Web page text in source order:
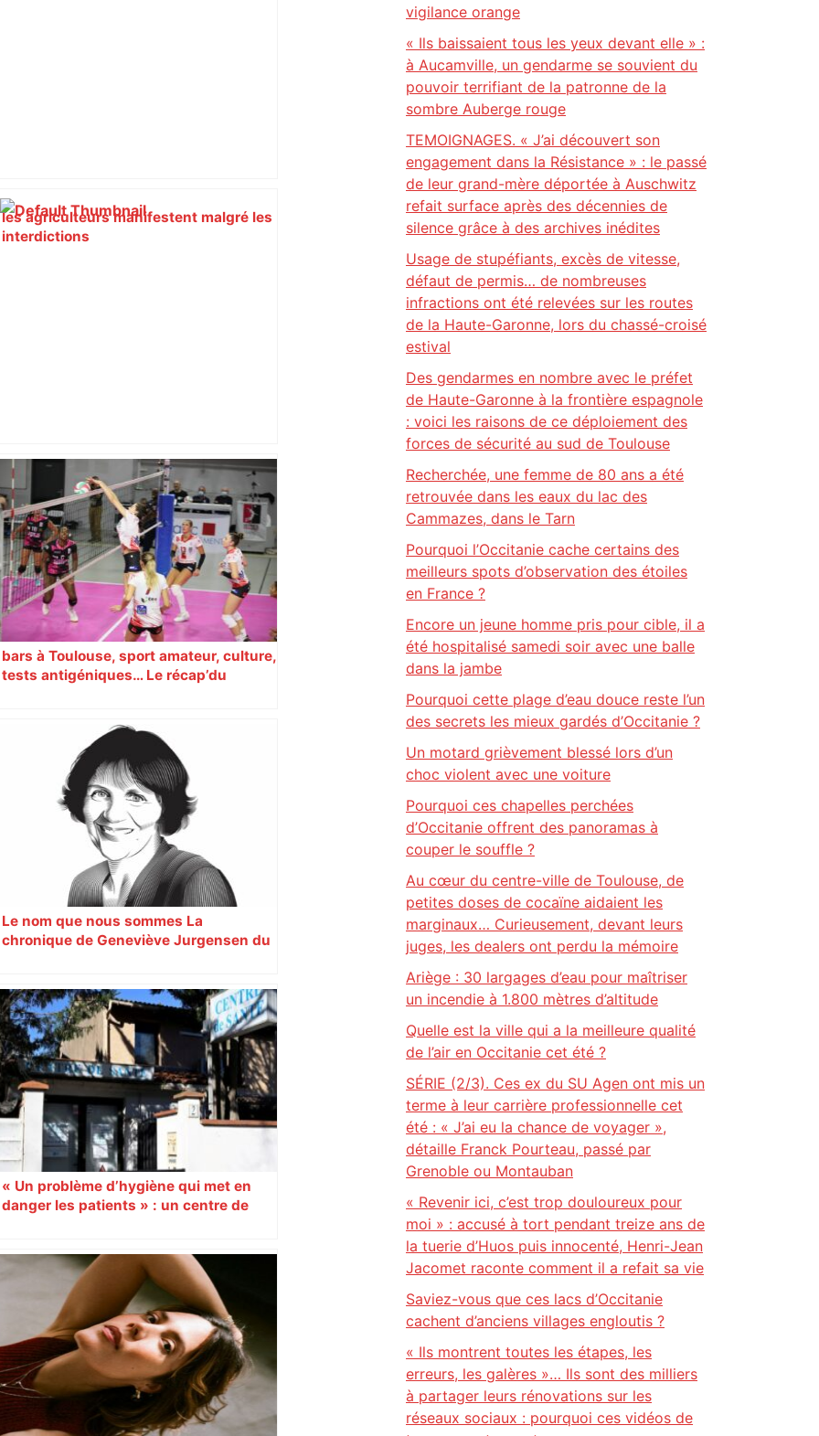
les agriculteurs manifestent malgré les
interdictions
Top 14. Lyon se relance en faisant
tomber Pau, qui rate l’occasion de
reprendre la tête du championnat à
Toulouse – Ouest-France
bars à Toulouse, sport amateur, culture,
tests antigéniques… Le récap’du
Le nom que nous sommes La
chronique de Geneviève Jurgensen du
« Un problème d’hygiène qui met en
danger les patients » : un centre de
vigilance orange
« Ils baissaient tous les yeux devant elle » :
à Aucamville, un gendarme se souvient du
pouvoir terrifiant de la patronne de la
sombre Auberge rouge
TEMOIGNAGES. « J’ai découvert son
engagement dans la Résistance » : le passé
de leur grand-mère déportée à Auschwitz
refait surface après des décennies de
silence grâce à des archives inédites
Usage de stupéfiants, excès de vitesse,
défaut de permis… de nombreuses
infractions ont été relevées sur les routes
de la Haute-Garonne, lors du chassé-croisé
estival
Des gendarmes en nombre avec le préfet
de Haute-Garonne à la frontière espagnole
: voici les raisons de ce déploiement des
forces de sécurité au sud de Toulouse
Recherchée, une femme de 80 ans a été
retrouvée dans les eaux du lac des
Cammazes, dans le Tarn
Pourquoi l’Occitanie cache certains des
meilleurs spots d’observation des étoiles
en France ?
Encore un jeune homme pris pour cible, il a
été hospitalisé samedi soir avec une balle
dans la jambe
Pourquoi cette plage d’eau douce reste l’un
des secrets les mieux gardés d’Occitanie ?
Un motard grièvement blessé lors d’un
choc violent avec une voiture
Pourquoi ces chapelles perchées
d’Occitanie offrent des panoramas à
couper le souffle ?
Au cœur du centre-ville de Toulouse, de
petites doses de cocaïne aidaient les
marginaux… Curieusement, devant leurs
juges, les dealers ont perdu la mémoire
Ariège : 30 largages d’eau pour maîtriser
un incendie à 1.800 mètres d’altitude
Quelle est la ville qui a la meilleure qualité
de l’air en Occitanie cet été ?
SÉRIE (2/3). Ces ex du SU Agen ont mis un
terme à leur carrière professionnelle cet
été : « J’ai eu la chance de voyager »,
détaille Franck Pourteau, passé par
Grenoble ou Montauban
« Revenir ici, c’est trop douloureux pour
moi » : accusé à tort pendant treize ans de
la tuerie d’Huos puis innocenté, Henri-Jean
Jacomet raconte comment il a refait sa vie
Saviez-vous que ces lacs d’Occitanie
cachent d’anciens villages engloutis ?
« Ils montrent toutes les étapes, les
erreurs, les galères »… Ils sont des milliers
à partager leurs rénovations sur les
réseaux sociaux : pourquoi ces vidéos de